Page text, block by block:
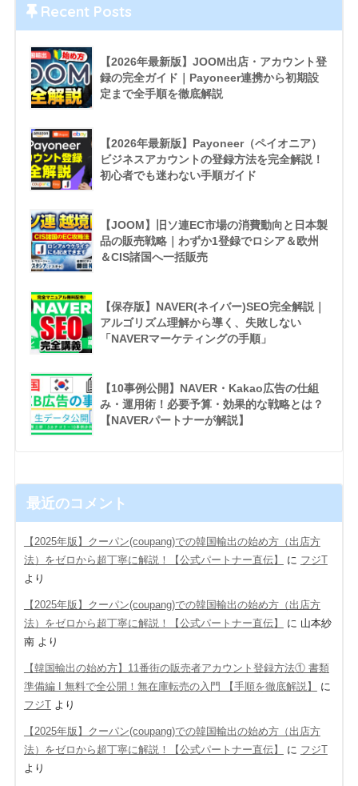
Recent Posts
【2026年最新版】JOOM出店・アカウント登
録の完全ガイド｜Payoneer連携から初期設
定まで全手順を徹底解説
【2026年最新版】Payoneer（ペイオニア）
ビジネスアカウントの登録方法を完全解説！
初心者でも迷わない手順ガイド
【JOOM】旧ソ連EC市場の消費動向と日本製
品の販売戦略｜わずか1登録でロシア＆欧州
＆CIS諸国へ一括販売
【保存版】NAVER(ネイバー)SEO完全解説｜
アルゴリズム理解から導く、失敗しない
「NAVERマーケティングの手順」
【10事例公開】NAVER・Kakao広告の仕組
み・運用術！必要予算・効果的な戦略とは？
【NAVERパートナーが解説】
最近のコメント
【2025年版】クーパン(coupang)での韓国輸出の始め方（出店方
法）をゼロから超丁寧に解説！【公式パートナー直伝】
に フジT
より
【2025年版】クーパン(coupang)での韓国輸出の始め方（出店方
法）をゼロから超丁寧に解説！【公式パートナー直伝】
に 山本紗
南より
【韓国輸出の始め方】11番街の販売者アカウント登録方法① 書類
準備編 Ι 無料で全公開！無在庫転売の入門 【手順を徹底解説】
に
フジTより
【2025年版】クーパン(coupang)での韓国輸出の始め方（出店方
法）をゼロから超丁寧に解説！【公式パートナー直伝】
に フジT
より